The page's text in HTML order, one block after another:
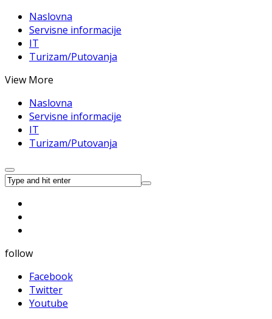
Naslovna
Servisne informacije
IT
Turizam/Putovanja
View More
Naslovna
Servisne informacije
IT
Turizam/Putovanja
follow
Facebook
Twitter
Youtube